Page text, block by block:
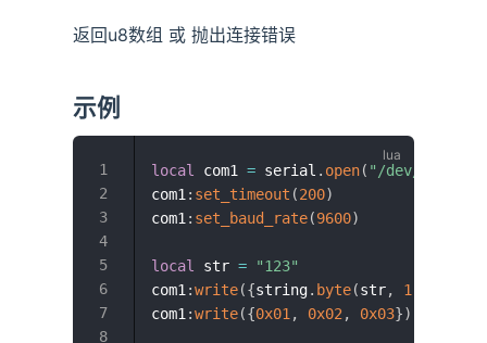
返回u8数组 或 抛出连接错误
示例
local com1 = serial . open( "/dev/ttyS1"
com1 : set_timeout (200)
com1 : set_baud_rate(9600)
local str =
"123"
com1 :write({string. byte(str, 1
com1 :write({0x01 , 0x02 , 0x03})